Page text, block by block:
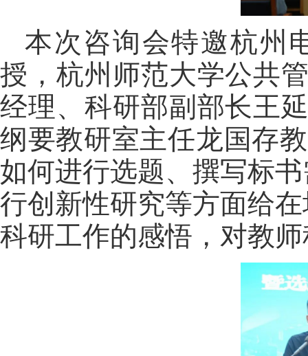
本次咨询会特邀杭州
授，杭州师范大学公共
经理、科研部副部长王
纲要教研室主任龙国存
如何进行选题、撰写标
行创新性研究等方面给
科研工作的感悟，对教